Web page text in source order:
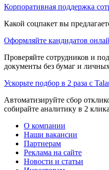
Корпоративная поддержка
Какой соцпакет вы
Оформляйте кандидатов
Проверяйте сотрудников и
документы без бумаг и
Ускорьте подбор в 2 раза с
Автоматизируйте сбор
собирайте аналитику в 2 клика
О компании
Наши вакансии
Партнерам
Реклама на сайте
Новости и статьи